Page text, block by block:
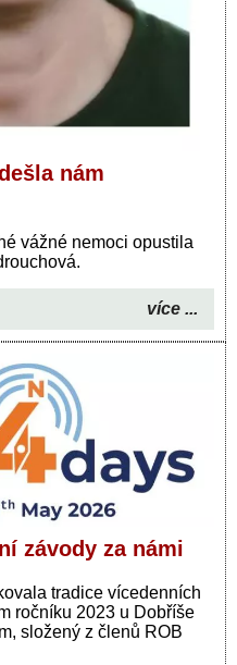
nám
vážné nemoci opustila
více ...
závody za námi
tradice vícedenních
ročníku 2023 u Dobříše
složený z členů ROB